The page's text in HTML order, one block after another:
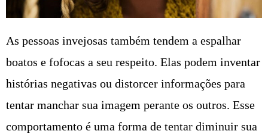
As pessoas invejosas também tendem a espalhar
boatos e fofocas a seu respeito. Elas podem inventar
histórias negativas ou distorcer informações para
tentar manchar sua imagem perante os outros. Esse
comportamento é uma forma de tentar diminuir sua